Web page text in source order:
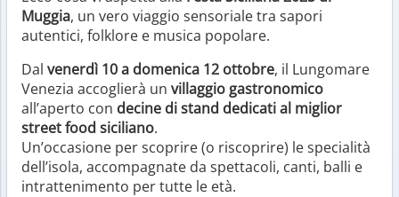
Muggia, un vero viaggio sensoriale tra sapori
autentici, folklore e musica popolare.
Dal venerdì 10 a domenica 12 ottobre, il Lungomare
Venezia accoglierà un villaggio gastronomico
all’aperto con decine di stand dedicati al miglior
street food siciliano.
Un’occasione per scoprire (o riscoprire) le specialità
dell’isola, accompagnate da spettacoli, canti, balli e
intrattenimento per tutte le età.